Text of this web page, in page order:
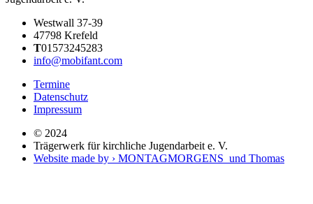
Westwall 37-39
47798 Krefeld
T01573245283
info@mobifant.com
Termine
Datenschutz
Impressum
© 2024
Trägerwerk für kirchliche Jugendarbeit e. V.
Website made by › MONTAGMORGENS und Thomas